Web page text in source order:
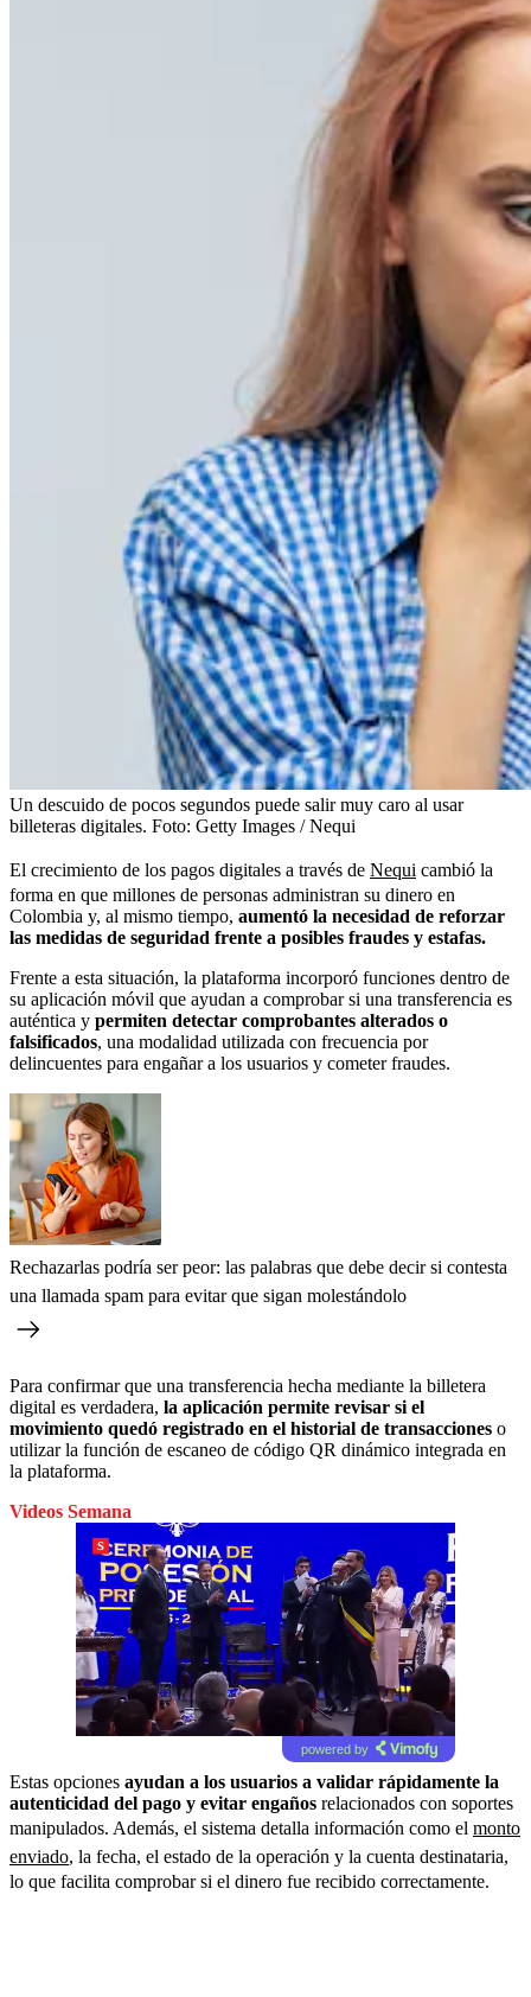
Un descuido de pocos segundos puede salir muy caro al usar
billeteras digitales. Foto: Getty Images / Nequi
El crecimiento de los pagos digitales a través de Nequi cambió la
forma en que millones de personas administran su dinero en
Colombia y, al mismo tiempo, aumentó la necesidad de reforzar
las medidas de seguridad frente a posibles fraudes y estafas.
Frente a esta situación, la plataforma incorporó funciones dentro de
su aplicación móvil que ayudan a comprobar si una transferencia es
auténtica y permiten detectar comprobantes alterados o
falsificados, una modalidad utilizada con frecuencia por
delincuentes para engañar a los usuarios y cometer fraudes.
Rechazarlas podría ser peor: las palabras que debe decir si contesta
una llamada spam para evitar que sigan molestándolo
Para confirmar que una transferencia hecha mediante la billetera
digital es verdadera, la aplicación permite revisar si el
movimiento quedó registrado en el historial de transacciones o
utilizar la función de escaneo de código QR dinámico integrada en
la plataforma.
Videos Semana
powered by
Estas opciones ayudan a los usuarios a validar rápidamente la
autenticidad del pago y evitar engaños relacionados con soportes
manipulados. Además, el sistema detalla información como el monto
enviado, la fecha, el estado de la operación y la cuenta destinataria,
lo que facilita comprobar si el dinero fue recibido correctamente.